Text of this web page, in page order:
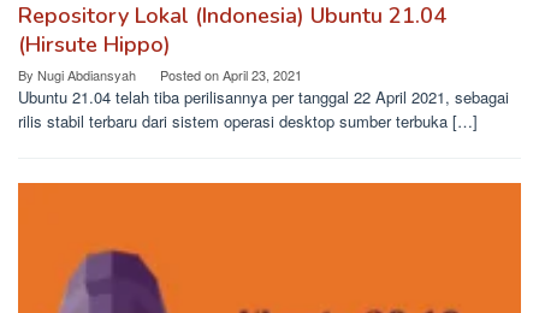
Repository Lokal (Indonesia) Ubuntu 21.04
(Hirsute Hippo)
By Nugi Abdiansyah Posted onApril 23, 2021
Ubuntu 21.04 telah tiba perilisannya per tanggal 22 April 2021, sebagai
rilis stabil terbaru dari sistem operasi desktop sumber terbuka […]